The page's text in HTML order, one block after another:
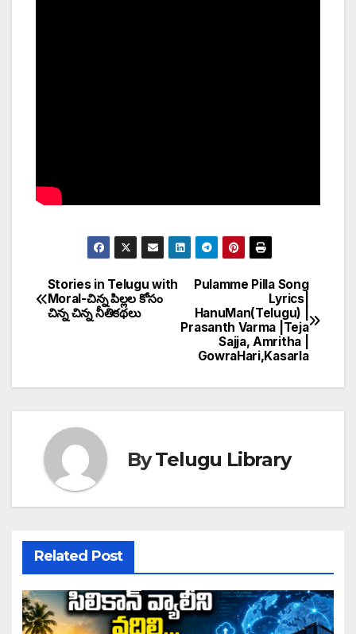
Post
navigation
Pulamme Pilla Song
Lyrics|
HanuMan(Telugu) |
Prasanth Varma |Teja
Sajja, Amritha |
GowraHari,Kasarla
Stories in Telugu with
Moral-చిన్న పిల్లల కోసం
చిన్న చిన్న నీతికథలు
ByTelugu Library
Related Post